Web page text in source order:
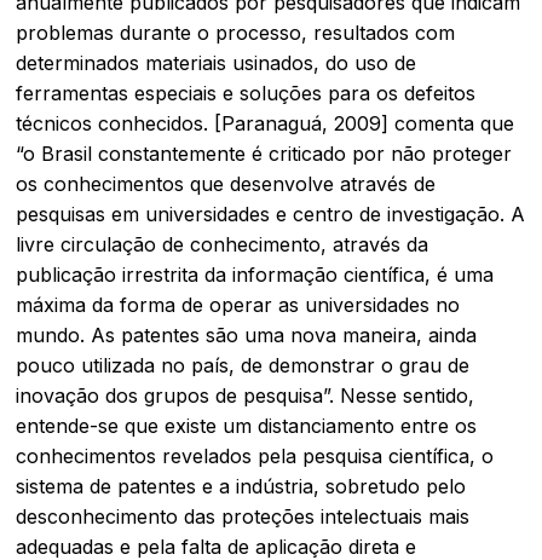
problemas durante o processo, resultados com
determinados materiais usinados, do uso de
ferramentas especiais e soluções para os defeitos
técnicos conhecidos. [Paranaguá, 2009] comenta que
“o Brasil constantemente é criticado por não proteger
os conhecimentos que desenvolve através de
pesquisas em universidades e centro de investigação. A
livre circulação de conhecimento, através da
publicação irrestrita da informação científica, é uma
máxima da forma de operar as universidades no
mundo. As patentes são uma nova maneira, ainda
pouco utilizada no país, de demonstrar o grau de
inovação dos grupos de pesquisa”. Nesse sentido,
entende-se que existe um distanciamento entre os
conhecimentos revelados pela pesquisa científica, o
sistema de patentes e a indústria, sobretudo pelo
desconhecimento das proteções intelectuais mais
adequadas e pela falta de aplicação direta e